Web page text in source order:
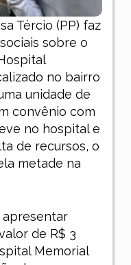
Tércio (PP) faz
sobre o
no bairro
unidade de
convênio com
no hospital e
de recursos, o
metade na
apresentar
de R$ 3
Memorial